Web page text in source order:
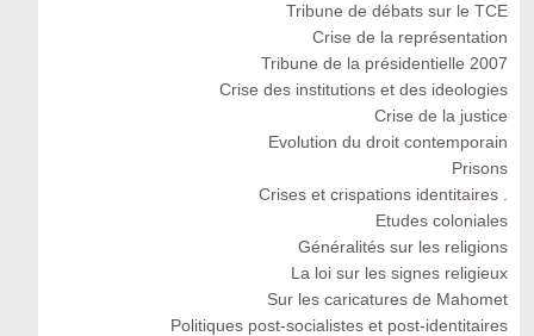
Tribune de débats sur le TCE
Crise de la représentation
Tribune de la présidentielle 2007
Crise des institutions et des ideologies
Crise de la justice
Evolution du droit contemporain
Prisons
Crises et crispations identitaires .
Etudes coloniales
Généralités sur les religions
La loi sur les signes religieux
Sur les caricatures de Mahomet
Politiques post-socialistes et post-identitaires